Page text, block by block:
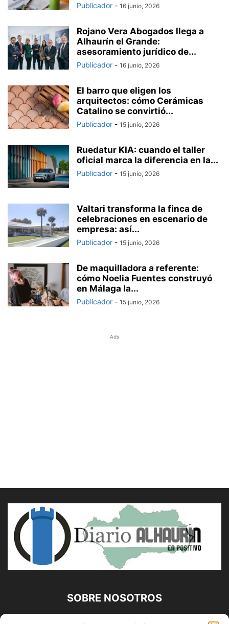
Publicador - 16 junio, 2026
Rojano Vera Abogados llega a
Alhaurín el Grande:
asesoramiento jurídico de...
Publicador - 16 junio, 2026
El barro que eligen los
arquitectos: cómo Cerámicas
Catalino se convirtió...
Publicador - 15 junio, 2026
Ruedatur KIA: cuando el taller
oficial marca la diferencia en la...
Publicador - 15 junio, 2026
Valtari transforma la finca de
celebraciones en escenario de
empresa: así...
Publicador - 15 junio, 2026
De maquilladora a referente:
cómo Noelia Fuentes construyó
en Málaga la...
Publicador - 15 junio, 2026
Ads
SOBRE NOSOTROS
Diario Alhaurín (www.alhaurindelatorre.com) Propiedad de